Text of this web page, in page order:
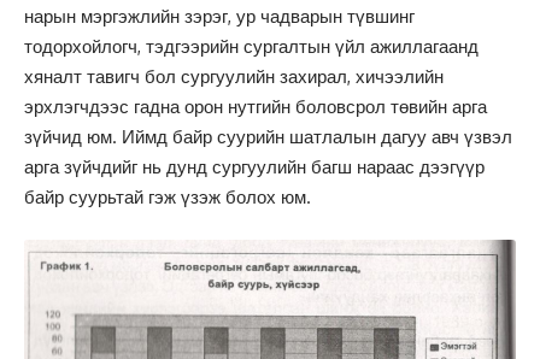
нарын мэргэжлийн зэрэг, ур чадварын түвшинг
тодорхойлогч, тэдгээрийн сургалтын үйл ажиллагаанд
хяналт тавигч бол сургуулийн захирал, хичээлийн
эрхлэгчдээс гадна орон нутгийн боловсрол төвийн арга
зүйчид юм. Иймд байр суурийн шатлалын дагуу авч үзвэл
арга зүйчдийг нь дунд сургуулийн багш нараас дээгүүр
байр суурьтай гэж үзэж болох юм.